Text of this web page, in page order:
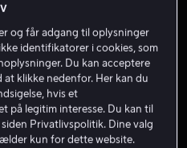
2 t. 2 min
15 år
og får adgang til oplysninger
identifikatorer i cookies, som
Du kan acceptere
at klikke nedenfor. Her kan du
hvis et
på legitim interesse. Du kan til
Privatlivspolitik. Dine valg
kun for dette website.